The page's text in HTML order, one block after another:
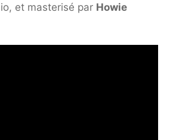
et masterisé par Howie